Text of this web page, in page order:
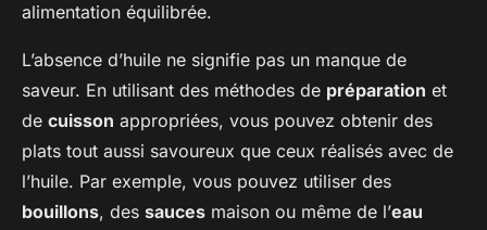
alimentation équilibrée.
L’absence d’huile ne signifie pas un manque de
saveur. En utilisant des méthodes de préparation et
de cuisson appropriées, vous pouvez obtenir des
plats tout aussi savoureux que ceux réalisés avec de
l’huile. Par exemple, vous pouvez utiliser des
bouillons, des sauces maison ou même de l’eau